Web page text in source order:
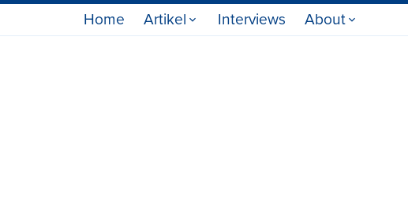
Home Artikel Interviews About